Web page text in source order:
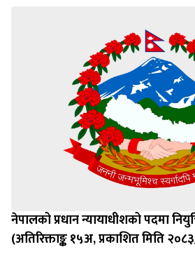
नेपालको प्रधान न्यायाधीशको पदमा
(अतिरिक्ताङ्क १५अ, प्रकाशित मिति